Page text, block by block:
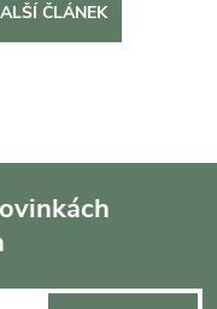
ČLÁNEK